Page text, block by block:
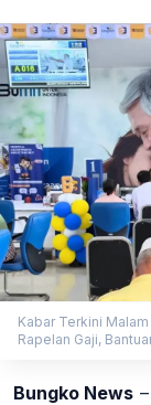
Kabar Terkini
Rapelan Gaji,
Bungko News –